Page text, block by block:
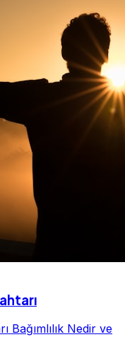
Bağımlılık Nedir ve